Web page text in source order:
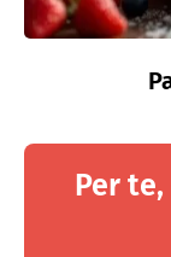
Per